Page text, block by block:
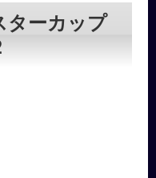
ターカップ